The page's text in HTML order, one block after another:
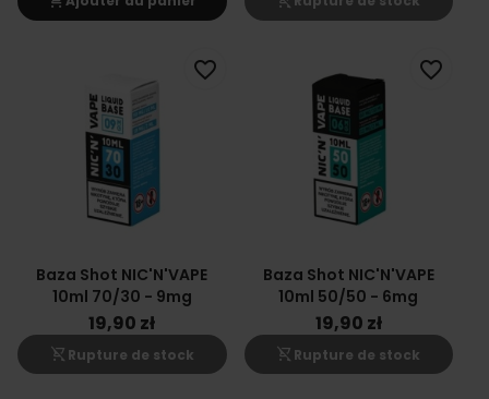
Baza Shot NIC'N'VAPE
10ml 70/30 - 9mg
19,90 zł
shopping_cart_off Rupture de stock
favorite_border
Baza Shot NIC'N'VAPE
10ml 50/50 - 6mg
19,90 zł
shopping_cart_off Rupture de stock
favorite_border